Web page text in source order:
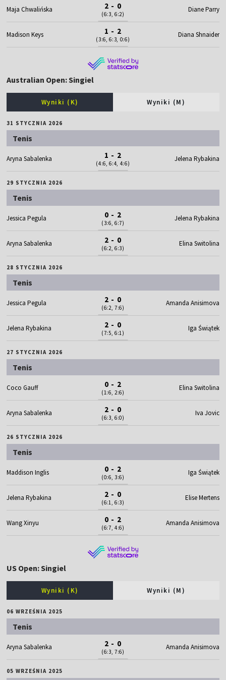
Maja Chwalińska 2 - 0
(6:3, 6:2)
Diane Parry
Madison Keys 1 - 2
(3:6, 6:3, 0:6)
Diana Shnaider
Australian Open: Singiel
Wyniki (K) Wyniki (M)
31 STYCZNIA 2026
Tenis
Aryna Sabalenka 1 - 2
(4:6, 6:4, 4:6)
Jelena Rybakina
29 STYCZNIA 2026
Tenis
Jessica Pegula 0 - 2
(3:6, 6:7)
Jelena Rybakina
Aryna Sabalenka 2 - 0
(6:2, 6:3)
Elina Switolina
28 STYCZNIA 2026
Tenis
Jessica Pegula 2 - 0
(6:2, 7:6)
Amanda Anisimova
Jelena Rybakina 2 - 0
(7:5, 6:1)
Iga Świątek
27 STYCZNIA 2026
Tenis
Coco Gauff 0 - 2
(1:6, 2:6)
Elina Switolina
Aryna Sabalenka 2 - 0
(6:3, 6:0)
Iva Jovic
26 STYCZNIA 2026
Tenis
Maddison Inglis 0 - 2
(0:6, 3:6)
Iga Świątek
Jelena Rybakina 2 - 0
(6:1, 6:3)
Elise Mertens
Wang Xinyu 0 - 2
(6:7, 4:6)
Amanda Anisimova
US Open: Singiel
Wyniki (K) Wyniki (M)
06 WRZEŚNIA 2025
Tenis
Aryna Sabalenka 2 - 0
(6:3, 7:6)
Amanda Anisimova
05 WRZEŚNIA 2025